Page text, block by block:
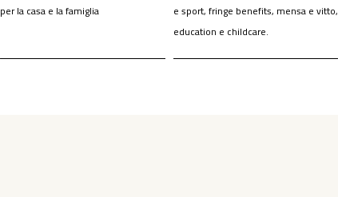
per la casa e la famiglia
e sport, fringe benefits, mensa e vitto,
education e childcare.